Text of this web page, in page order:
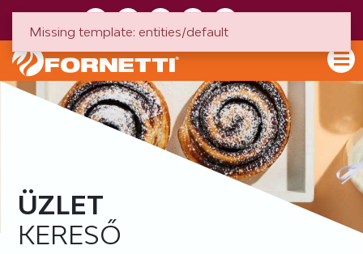
ÜZLET
KERESŐ
Missing template: entities/default